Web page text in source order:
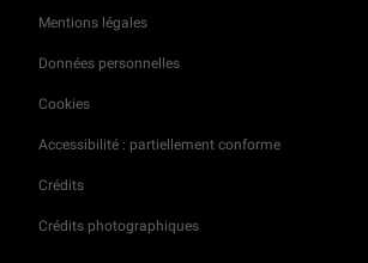
Mentions légales
Données personnelles
Cookies
Accessibilité : partiellement conforme
Crédits
Crédits photographiques